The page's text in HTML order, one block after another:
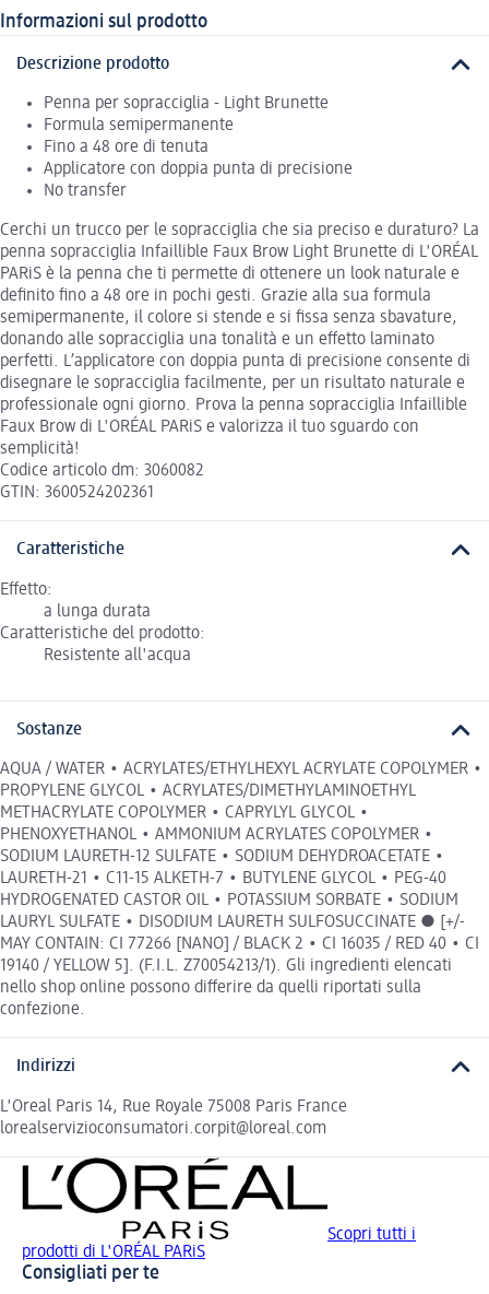
Informazioni sul prodotto
Descrizione prodotto
Penna per sopracciglia - Light Brunette
Formula semipermanente
Fino a 48 ore di tenuta
Applicatore con doppia punta di precisione
No transfer
Cerchi un trucco per le sopracciglia che sia preciso e duraturo? La
penna sopracciglia Infaillible Faux Brow Light Brunette di L'ORÉAL
PARiS è la penna che ti permette di ottenere un look naturale e
definito fino a 48 ore in pochi gesti. Grazie alla sua formula
semipermanente, il colore si stende e si fissa senza sbavature,
donando alle sopracciglia una tonalità e un effetto laminato
perfetti. L’applicatore con doppia punta di precisione consente di
disegnare le sopracciglia facilmente, per un risultato naturale e
professionale ogni giorno. Prova la penna sopracciglia Infaillible
Faux Brow di L'ORÉAL PARiS e valorizza il tuo sguardo con
semplicità!
Codice articolo dm: 3060082
GTIN: 3600524202361
Caratteristiche
Effetto:
a lunga durata
Caratteristiche del prodotto:
Resistente all'acqua
Sostanze
AQUA / WATER • ACRYLATES/ETHYLHEXYL ACRYLATE COPOLYMER •
PROPYLENE GLYCOL • ACRYLATES/DIMETHYLAMINOETHYL
METHACRYLATE COPOLYMER • CAPRYLYL GLYCOL •
PHENOXYETHANOL • AMMONIUM ACRYLATES COPOLYMER •
SODIUM LAURETH-12 SULFATE • SODIUM DEHYDROACETATE •
LAURETH-21 • C11-15 ALKETH-7 • BUTYLENE GLYCOL • PEG-40
HYDROGENATED CASTOR OIL • POTASSIUM SORBATE • SODIUM
LAURYL SULFATE • DISODIUM LAURETH SULFOSUCCINATE ● [+/-
MAY CONTAIN: CI 77266 [NANO] / BLACK 2 • CI 16035 / RED 40 • CI
19140 / YELLOW 5]. (F.I.L. Z70054213/1). Gli ingredienti elencati
nello shop online possono differire da quelli riportati sulla
confezione.
Indirizzi
L'Oreal Paris 14, Rue Royale 75008 Paris France
lorealservizioconsumatori.corpit@loreal.com
Scopri tutti i
prodotti di L'ORÉAL PARiS
Consigliati per te